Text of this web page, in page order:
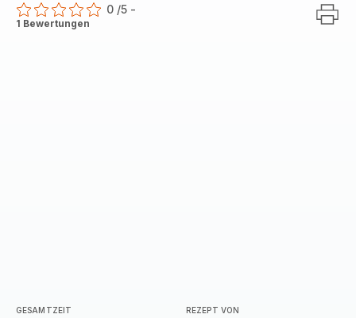
ratings.0
0 /5 -
1 Bewertungen
GESAMTZEIT REZEPT VON